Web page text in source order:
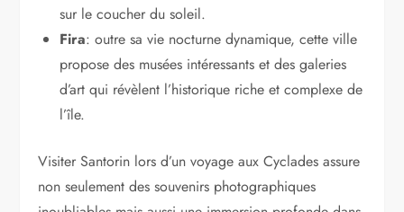
sur le coucher du soleil.
Fira: outre sa vie nocturne dynamique, cette ville
propose des musées intéressants et des galeries
d’art qui révèlent l’historique riche et complexe de
l’île.
Visiter Santorin lors d’un voyage aux Cyclades assure
non seulement des souvenirs photographiques